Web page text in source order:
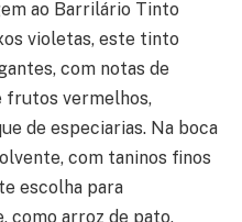
ao Barrilário Tinto
violetas, este tinto
com notas de
frutos vermelhos,
de especiarias. Na boca
com taninos finos
escolha para
como arroz de pato,